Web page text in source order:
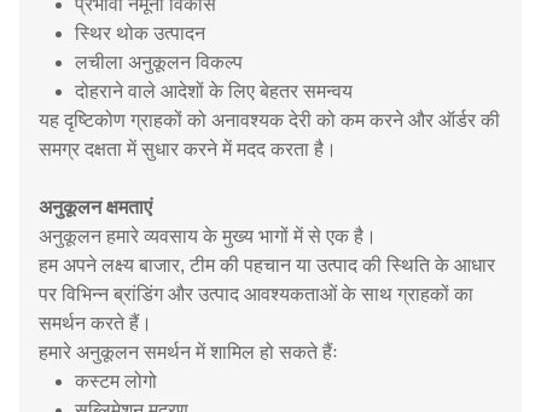
प्रभावी नमूना विकास
स्थिर थोक उत्पादन
लचीला अनुकूलन विकल्प
दोहराने वाले आदेशों के लिए बेहतर समन्वय
यह दृष्टिकोण ग्राहकों को अनावश्यक देरी को कम करने और ऑर्डर की
समग्र दक्षता में सुधार करने में मदद करता है।
अनुकूलन क्षमताएं
अनुकूलन हमारे व्यवसाय के मुख्य भागों में से एक है।
हम अपने लक्ष्य बाजार, टीम की पहचान या उत्पाद की स्थिति के आधार
पर विभिन्न ब्रांडिंग और उत्पाद आवश्यकताओं के साथ ग्राहकों का
समर्थन करते हैं।
हमारे अनुकूलन समर्थन में शामिल हो सकते हैंः
कस्टम लोगो